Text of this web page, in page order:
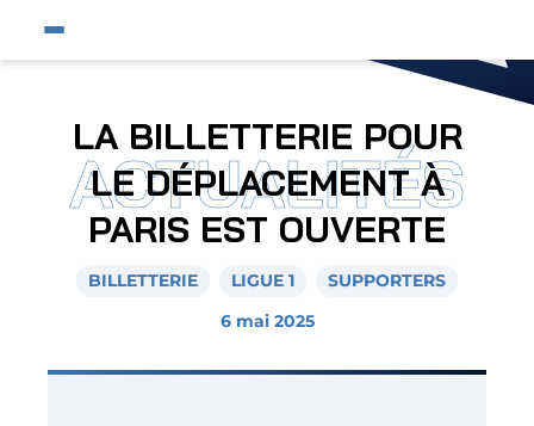
Ouvrir le menu du site
Fermer
Jeunes et féminines
Supporters
ACTUALITÉS
LA BILLETTERIE POUR
LE DÉPLACEMENT À
PARIS EST OUVERTE
BILLETTERIE LIGUE 1
SUPPORTERS
6 mai 2025